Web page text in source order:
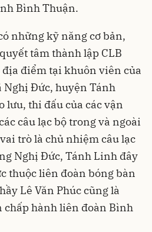
Bình Thuận.
những kỹ năng cơ bản,
tâm thành lập CLB
điểm tại khuôn viên của
Nghị Đức, huyện Tánh
lưu, thi đấu của các vận
câu lạc bộ trong và ngoài
trò là chủ nhiệm câu lạc
Nghị Đức, Tánh Linh đây
thuộc liên đoàn bóng bàn
Lê Văn Phúc cũng là
hành liên đoàn Bình